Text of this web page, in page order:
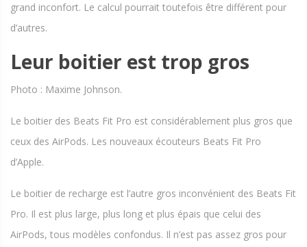
grand inconfort. Le calcul pourrait toutefois être différent pour
d’autres.
Leur boitier est trop gros
Photo : Maxime Johnson.
Le boitier des Beats Fit Pro est considérablement plus gros que
ceux des AirPods. Les nouveaux écouteurs Beats Fit Pro
d’Apple.
Le boitier de recharge est l’autre gros inconvénient des Beats Fit
Pro. Il est plus large, plus long et plus épais que celui des
AirPods, tous modèles confondus. Il n’est pas assez gros pour